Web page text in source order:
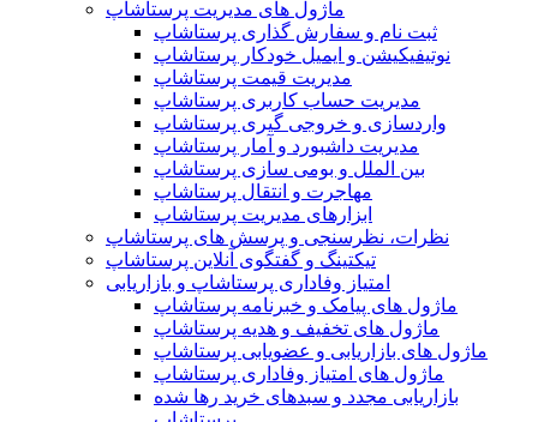
ماژول های مدیریت پرستاشاپ
ثبت نام و سفارش گذاری پرستاشاپ
نوتیفیکیشن و ایمیل خودکار پرستاشاپ
مدیریت قیمت پرستاشاپ
مدیریت حساب کاربری پرستاشاپ
واردسازی و خروجی گیری پرستاشاپ
مدیریت داشبورد و آمار پرستاشاپ
بین الملل و بومی سازی پرستاشاپ
مهاجرت و انتقال پرستاشاپ
ابزارهای مدیریت پرستاشاپ
نظرات، نظرسنجی و پرسش های پرستاشاپ
تیکتینگ و گفتگوی آنلاین پرستاشاپ
امتیاز وفاداری پرستاشاپ و بازاریابی
ماژول های پیامک و خبرنامه پرستاشاپ
ماژول های تخفیف و هدیه پرستاشاپ
ماژول های بازاریابی و عضویابی پرستاشاپ
ماژول های امتیاز وفاداری پرستاشاپ
بازاریابی مجدد و سبدهای خرید رها شده